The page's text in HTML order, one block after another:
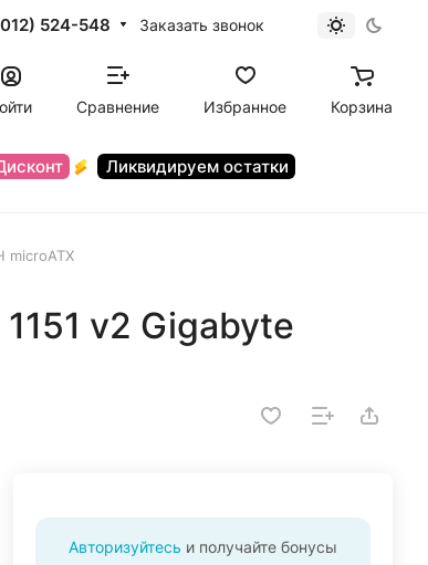
524-548 Заказать звонок
Сравнение Избранное Корзина
Ликвидируем остатки
microATX
v2 Gigabyte
Авторизуйтесь и получайте бонусы